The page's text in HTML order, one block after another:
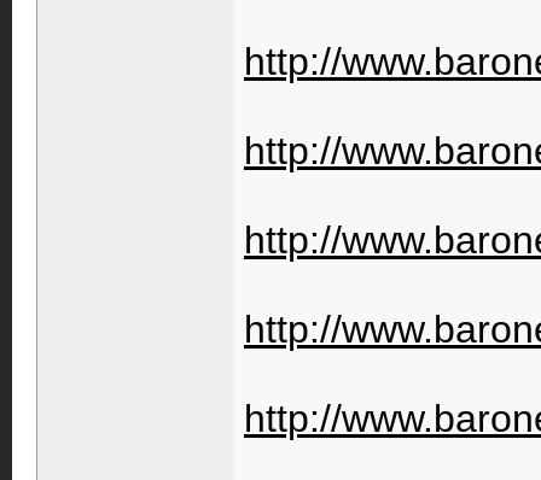
http://
http://
http://
http://
http://